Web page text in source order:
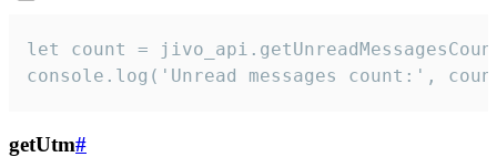
let count =
console.log('Unread messages count:',
getUtm#